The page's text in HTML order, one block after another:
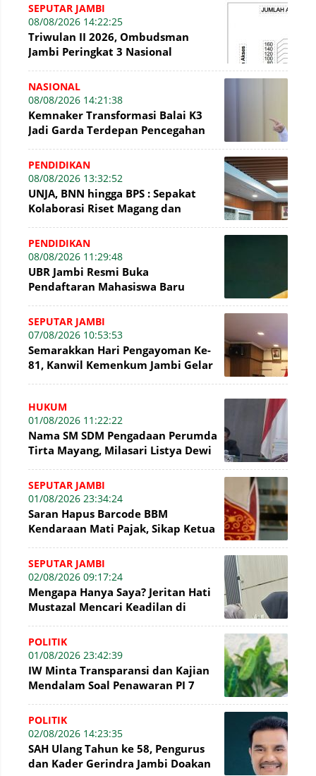
SEPUTAR JAMBI
08/08/2026 14:22:25
Triwulan II 2026, Ombudsman
Jambi Peringkat 3 Nasional
NASIONAL
08/08/2026 14:21:38
Kemnaker Transformasi Balai K3
Jadi Garda Terdepan Pencegahan
PENDIDIKAN
08/08/2026 13:32:52
UNJA, BNN hingga BPS : Sepakat
Kolaborasi Riset Magang dan
PENDIDIKAN
08/08/2026 11:29:48
UBR Jambi Resmi Buka
Pendaftaran Mahasiswa Baru
2026
SEPUTAR JAMBI
07/08/2026 10:53:53
Semarakkan Hari Pengayoman Ke-
81, Kanwil Kemenkum Jambi Gelar
HUKUM
01/08/2026 11:22:22
Nama SM SDM Pengadaan Perumda
Tirta Mayang, Milasari Listya Dewi
SEPUTAR JAMBI
01/08/2026 23:34:24
Saran Hapus Barcode BBM
Kendaraan Mati Pajak, Sikap Ketua
Hukum
SEPUTAR JAMBI
02/08/2026 09:17:24
Mengapa Hanya Saya? Jeritan Hati
Mustazal Mencari Keadilan di
Jambi
POLITIK
01/08/2026 23:42:39
IW Minta Transparansi dan Kajian
Mendalam Soal Penawaran PI 7
POLITIK
02/08/2026 14:23:35
SAH Ulang Tahun ke 58, Pengurus
dan Kader Gerindra Jambi Doakan